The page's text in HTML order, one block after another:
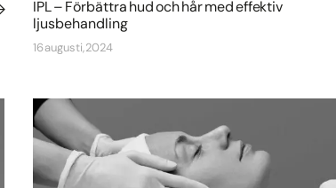
IPL – Förbättra hud och hår med effektiv
ljusbehandling
16 augusti, 2024